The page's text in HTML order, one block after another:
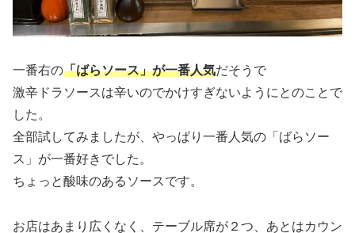
一番右の「ばらソース」が一番人気だそうで
激辛ドラソースは辛いのでかけすぎないようにとのことで
した。
全部試してみましたが、やっぱり一番人気の「ばらソー
ス」が一番好きでした。
ちょっと酸味のあるソースです。
お店はあまり広くなく、テーブル席が２つ、あとはカウン